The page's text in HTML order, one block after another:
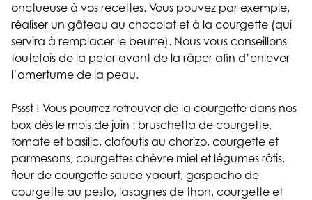
onctueuse à vos recettes. Vous pouvez par exemple,
réaliser un gâteau au chocolat et à la courgette (qui
servira à remplacer le beurre). Nous vous conseillons
toutefois de la peler avant de la râper afin d’enlever
l’amertume de la peau.
Pssst ! Vous pourrez retrouver de la courgette dans nos
box dès le mois de juin : bruschetta de courgette,
tomate et basilic, clafoutis au chorizo, courgette et
parmesans, courgettes chèvre miel et légumes rôtis,
fleur de courgette sauce yaourt, gaspacho de
courgette au pesto, lasagnes de thon, courgette et